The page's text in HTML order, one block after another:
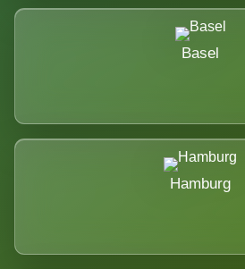
Basel
Hamburg